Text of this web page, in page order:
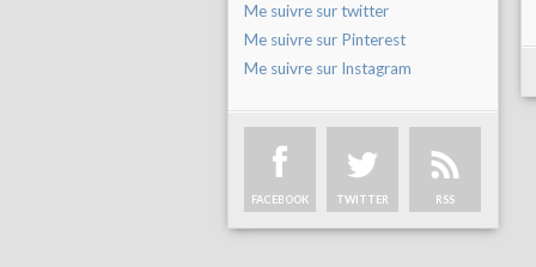
Me suivre sur twitter
Me suivre sur Pinterest
Me suivre sur Instagram
FACEBOOK TWITTER RSS